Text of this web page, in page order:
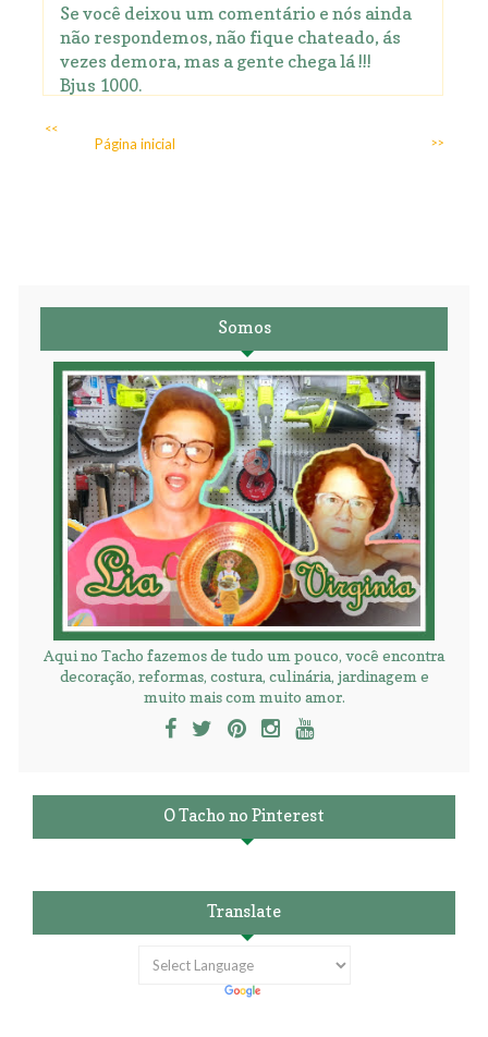
Se você deixou um comentário e nós ainda
não respondemos, não fique chateado, ás
vezes demora, mas a gente chega lá !!!
Bjus 1000.
<<
>>
Página inicial
Somos
Aqui no Tacho fazemos de tudo um pouco, você encontra
decoração, reformas, costura, culinária, jardinagem e
muito mais com muito amor.
O Tacho no Pinterest
Translate